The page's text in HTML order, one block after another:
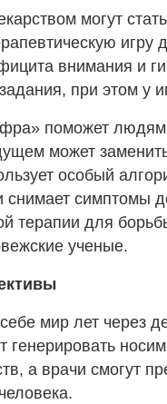
могут
внимания и
при этом у
поможет
может
особый
снимает симптомы
терапии для
ученые.
мир лет через
генерировать
а врачи смогут